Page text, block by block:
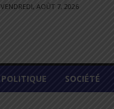
VENDREDI, AOÛT 7, 2026
POLITIQUE SOCIÉTÉ